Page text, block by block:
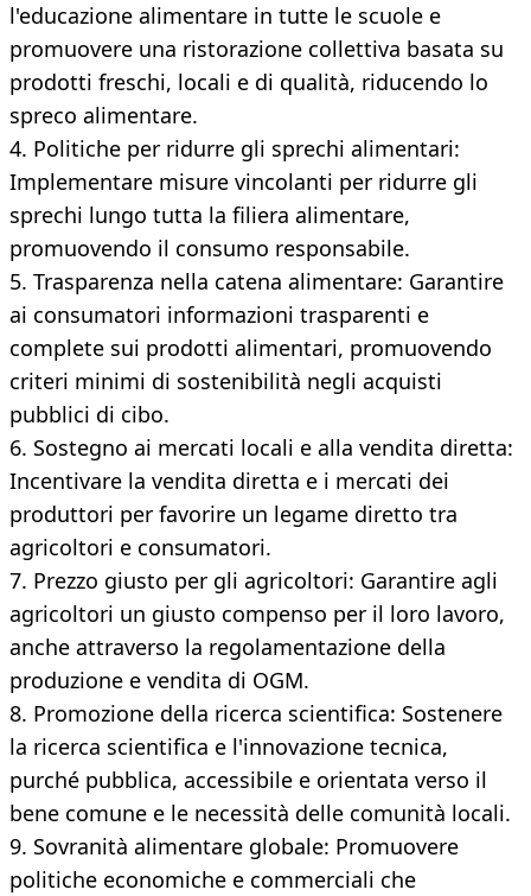
l'educazione alimentare in tutte le scuole e
promuovere una ristorazione collettiva basata su
prodotti freschi, locali e di qualità, riducendo lo
spreco alimentare.
4. Politiche per ridurre gli sprechi alimentari:
Implementare misure vincolanti per ridurre gli
sprechi lungo tutta la filiera alimentare,
promuovendo il consumo responsabile.
5. Trasparenza nella catena alimentare: Garantire
ai consumatori informazioni trasparenti e
complete sui prodotti alimentari, promuovendo
criteri minimi di sostenibilità negli acquisti
pubblici di cibo.
6. Sostegno ai mercati locali e alla vendita diretta:
Incentivare la vendita diretta e i mercati dei
produttori per favorire un legame diretto tra
agricoltori e consumatori.
7. Prezzo giusto per gli agricoltori: Garantire agli
agricoltori un giusto compenso per il loro lavoro,
anche attraverso la regolamentazione della
produzione e vendita di OGM.
8. Promozione della ricerca scientifica: Sostenere
la ricerca scientifica e l'innovazione tecnica,
purché pubblica, accessibile e orientata verso il
bene comune e le necessità delle comunità locali.
9. Sovranità alimentare globale: Promuovere
politiche economiche e commerciali che